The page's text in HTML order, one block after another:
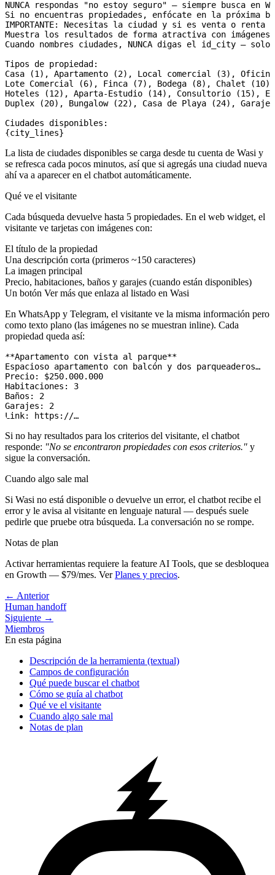
NUNCA respondas "no estoy seguro" — siempre busca
Si no encuentras propiedades, enfócate en la próxima
IMPORTANTE: Necesitas la ciudad y si es venta o renta
Muestra los resultados de forma atractiva con
Cuando nombres ciudades, NUNCA digas el id_city —
Tipos de propiedad:
Casa (1), Apartamento (2), Local comercial (3),
Lote Comercial (6), Finca (7), Bodega (8), Chalet (10),
Hoteles (12), Aparta-Estudio (14), Consultorio (15),
Duplex (20), Bungalow (22), Casa de Playa (24),
Ciudades disponibles:
{city_lines}
La lista de ciudades disponibles se carga desde tu cuenta de Wasi y
se refresca cada pocos minutos, así que si agregás una ciudad nueva
ahí va a aparecer en el chatbot automáticamente.
Qué ve el visitante
Cada búsqueda devuelve hasta 5 propiedades. En el web widget, el
visitante ve tarjetas con imágenes con:
El título de la propiedad
Una descripción corta (primeros ~150 caracteres)
La imagen principal
Precio, habitaciones, baños y garajes (cuando están disponibles)
Un botón Ver más que enlaza al listado en Wasi
En WhatsApp y Telegram, el visitante ve la misma información pero
como texto plano (las imágenes no se muestran inline). Cada
propiedad queda así:
**Apartamento con vista al parque**
Espacioso apartamento con balcón y dos parqueaderos…
Precio: $250.000.000
Habitaciones: 3
Baños: 2
Garajes: 2
Link: https://…
Si no hay resultados para los criterios del visitante, el chatbot
responde: "No se encontraron propiedades con esos criterios." y
sigue la conversación.
Cuando algo sale mal
Si Wasi no está disponible o devuelve un error, el chatbot recibe el
error y le avisa al visitante en lenguaje natural — después suele
pedirle que pruebe otra búsqueda. La conversación no se rompe.
Notas de plan
Activar herramientas requiere la feature AI Tools, que se desbloquea
en Growth — $79/mes. VerPlanes y precios.
← Anterior
Human handoff
Siguiente →
Miembros
En esta página
Descripción de la herramienta (textual)
Campos de configuración
Qué puede buscar el chatbot
Cómo se guía al chatbot
Qué ve el visitante
Cuando algo sale mal
Notas de plan